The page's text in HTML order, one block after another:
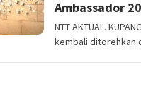
Ambassador
NTT AKTUAL.
kembali ditorehkan